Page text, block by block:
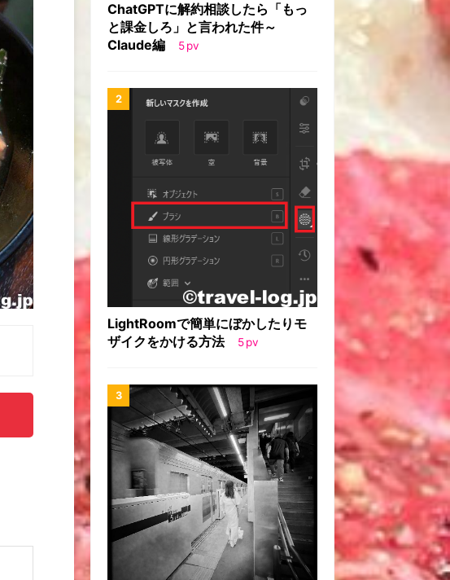
ChatGPTに解約相談したら「もっ
と課金しろ」と言われた件～
Claude編
5pv
LightRoomで簡単にぼかしたりモ
ザイクをかける方法
5pv